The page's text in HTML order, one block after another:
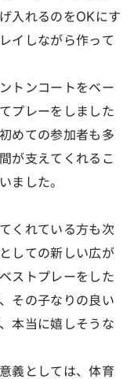
入れるのをOKにす
イしながら作って
トンコートをベー
プレーをしました
めての参加者も多
が支えてくれるこ
ました。
くれている方も次
しての新しい広が
ストプレーをした
その子なりの良い
本当に嬉しそうな
義としては、体育